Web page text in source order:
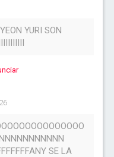
YURI SON
SE LA